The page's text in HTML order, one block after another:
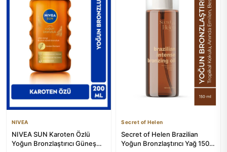
NIVEA
NIVEA SUN Karoten Özlü
Yoğun Bronzlaştırıcı Güneş
Secret of Helen
Secret of Helen Brazilian
Yoğun Bronzlaştırıcı Yağ 150